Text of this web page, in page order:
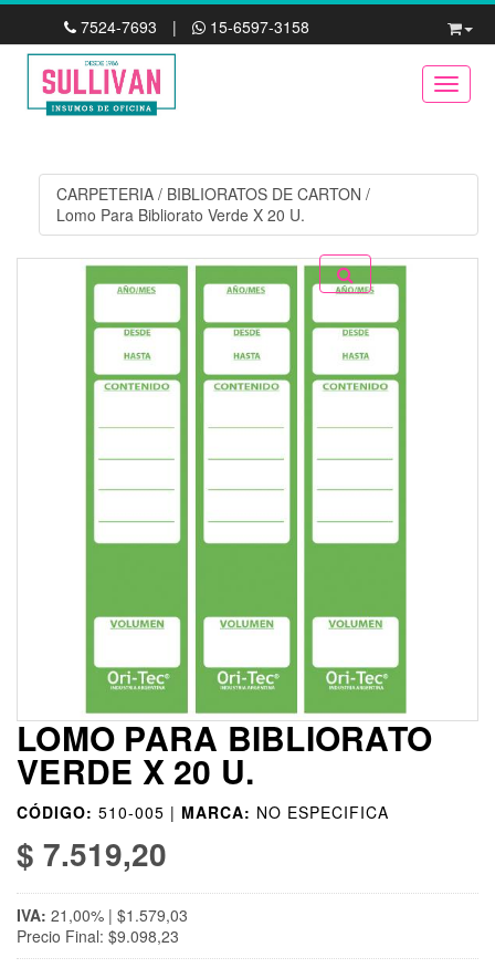
7524-7693 | 15-6597-3158
CARPETERIA / BIBLIORATOS DE CARTON /
Lomo Para Bibliorato Verde X 20 U.
LOMO PARA BIBLIORATO
VERDE X 20 U.
CÓDIGO: 510-005 | MARCA: NO ESPECIFICA
$ 7.519,20
IVA: 21,00% | $1.579,03
Precio Final: $9.098,23